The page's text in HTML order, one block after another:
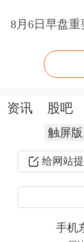
他还展现了
说：“我
们以伯克
耐心和在
说，“我们
8月6日早盘重
资讯 股吧
触屏版
给网站
手机